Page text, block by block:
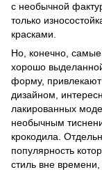
с необычной
только
красками.
Но, конечно,
хорошо
форму,
дизайном,
лакированных
необычным
крокодила.
популярность
стиль вне